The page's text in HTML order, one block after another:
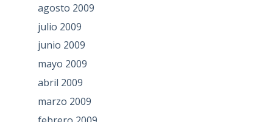
agosto 2009
julio 2009
junio 2009
mayo 2009
abril 2009
marzo 2009